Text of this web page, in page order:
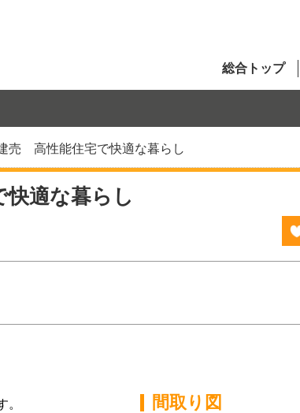
総合トップ
売 高性能住宅で快適な暮らし
適な暮らし
。 間取り図